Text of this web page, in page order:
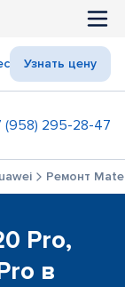
Узнать цену
(958) 295-28-47
Ремонт
Pro,
в